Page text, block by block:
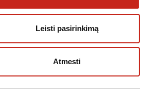
Leisti pasirinkimą
Atmesti